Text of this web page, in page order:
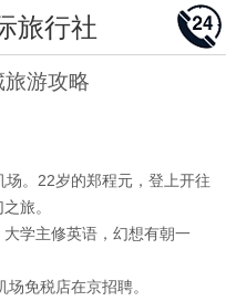
旅行社
游攻略
。22岁的郑程元，登上开往
旅。
学主修英语，幻想有朝一
免税店在京招聘。